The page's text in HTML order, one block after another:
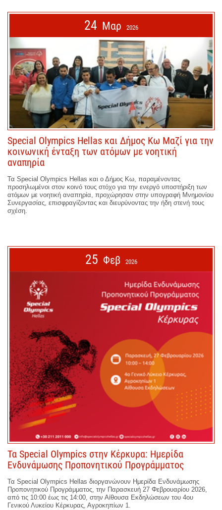
24 Μαρ 2026
Special Olympics Hellas και Δήμος Κω Μαζί για την
κοινωνική ένταξη των ατόμων με νοητική
αναπηρία
Τα Special Olympics Hellas και ο Δήμος Κω, παραμένοντας
προσηλωμένοι στον κοινό τους στόχο για την ενεργό υποστήριξη των
ατόμων με νοητική αναπηρία, προχώρησαν στην υπογραφή Μνημονίου
Συνεργασίας, επισφραγίζοντας και διευρύνοντας την ήδη στενή τους
σχέση.
25 Φεβ 2026
Τα Special Olympics στην Κέρκυρα: Ημερίδα
Ενδυνάμωσης Προπονητικού Προγράμματος
Τα Special Olympics Hellas διοργανώνουν Ημερίδα Ενδυνάμωσης
Προπονητικού Προγράμματος, την Παρασκευή 27 Φεβρουαρίου 2026,
από τις 10:00 έως τις 14:00, στην Αίθουσα Εκδηλώσεων του 4ου
Γενικού Λυκείου Κέρκυρας, Αγροκηπίων 1.